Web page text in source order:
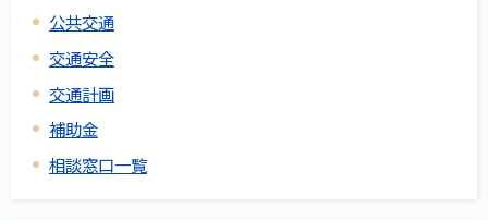
公共交通
交通安全
交通計画
補助金
相談窓口一覧